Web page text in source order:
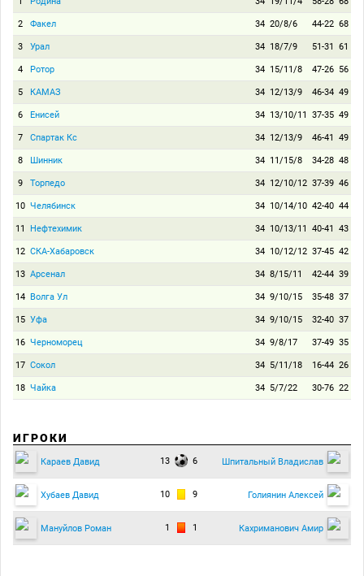
2 Факел 34 20/8/6 44-22 68
3 Урал 34 18/7/9 51-31 61
4 Ротор 34 15/11/8 47-26 56
5 КАМАЗ 34 12/13/9 46-34 49
6 Енисей 34 13/10/11 37-35 49
7 Спартак Кс 34 12/13/9 46-41 49
8 Шинник 34 11/15/8 34-28 48
9 Торпедо 34 12/10/12 37-39 46
10 Челябинск 34 10/14/10 42-40 44
11 Нефтехимик 34 10/13/11 40-41 43
12 СКА-Хабаровск 34 10/12/12 37-45 42
13 Арсенал 34 8/15/11 42-44 39
14 Волга Ул 34 9/10/15 35-48 37
15 Уфа 34 9/10/15 32-40 37
16 Черноморец 34 9/8/17 37-49 35
17 Сокол 34 5/11/18 16-44 26
18 Чайка 34 5/7/22 30-76 22
ИГРОКИ
Караев Давид 13 6 Шпитальный Владислав
Хубаев Давид 10 9 Голиянин Алексей
Мануйлов Роман 1 1 Кахриманович Амир